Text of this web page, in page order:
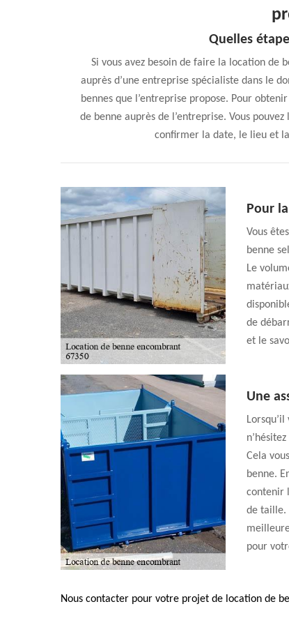
Quelles
Si vous avez besoin de faire la location de
auprès d’une entreprise spécialiste dans le
bennes que l’entreprise propose. Pour
de benne auprès de l’entreprise. Vous
confirmer la date, le lieu et
Pour
Vous
benne
Le
de
et le
Une
Cela
benne.
contenir
de taille.
pour
Nous contacter pour votre projet de location de